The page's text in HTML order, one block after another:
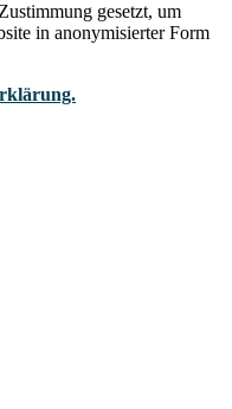
gesetzt, um
in anonymisierter Form